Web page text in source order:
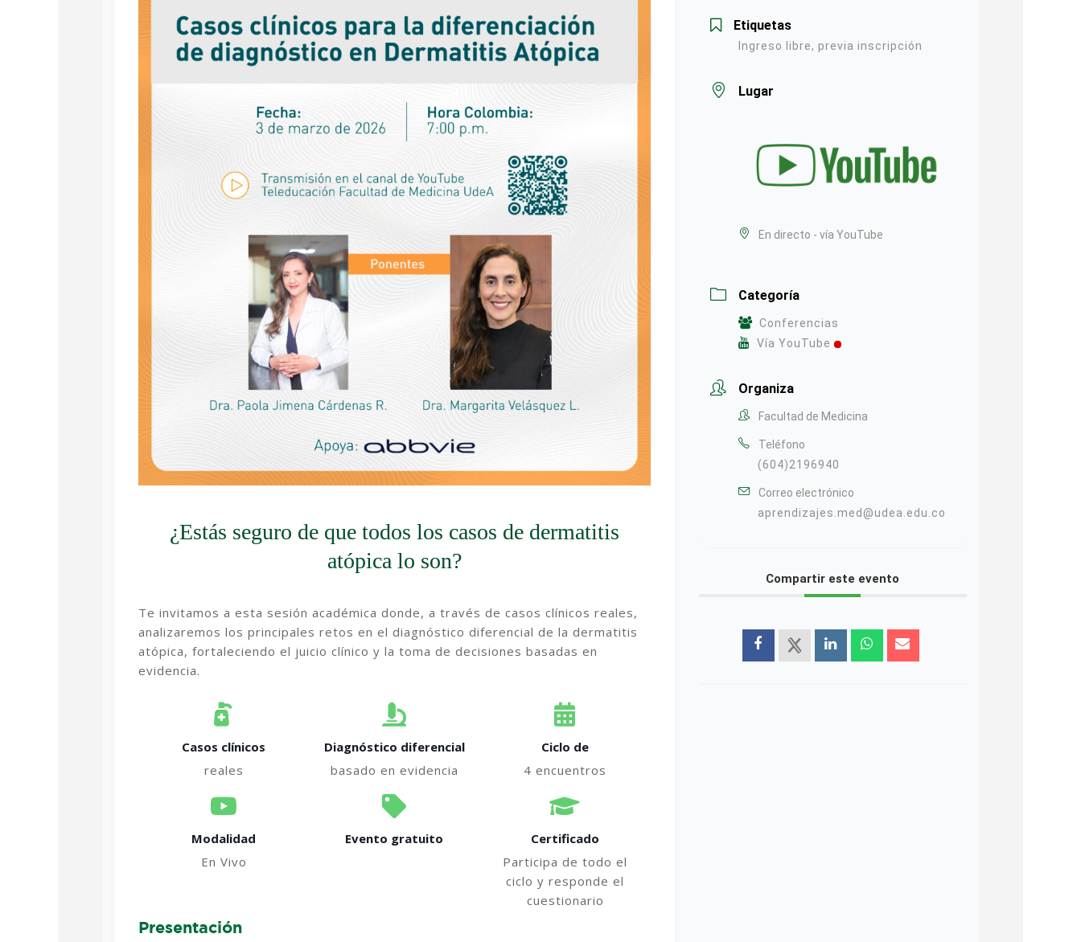
¿Estás seguro de que todos los casos de dermatitis
atópica lo son?
Te invitamos a esta sesión académica donde, a través de casos clínicos reales,
analizaremos los principales retos en el diagnóstico diferencial de la dermatitis
atópica, fortaleciendo el juicio clínico y la toma de decisiones basadas en
evidencia.
Casos clínicos
reales
Diagnóstico diferencial
basado en evidencia
Ciclo de
4 encuentros
Modalidad
En Vivo
Evento gratuito
Certificado
Participa de todo el
ciclo y responde el
cuestionario
Presentación
Etiquetas
Ingreso libre, previa inscripción
Lugar
En directo - vía YouTube
Categoría
Conferencias
Vía YouTube
Organiza
Facultad de Medicina
Teléfono
(604)2196940
Correo electrónico
aprendizajes.med@udea.edu.co
Compartir este evento